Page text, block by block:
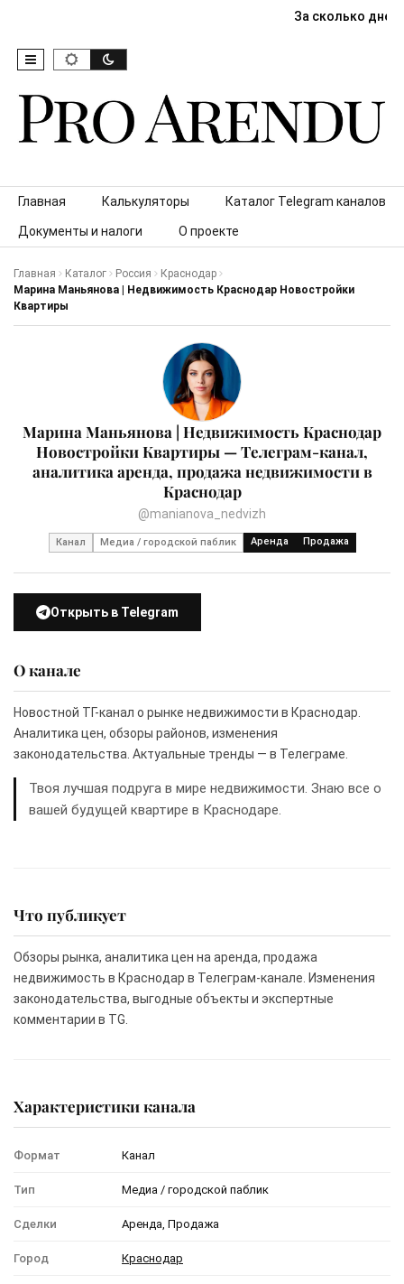
За сколько дней
Skip to content
Главная Калькуляторы Каталог Telegram каналов
Документы и налоги О проекте
Главная Каталог Россия
Краснодар
Марина Маньянова | Недвижимость Краснодар Новостройки
Квартиры
Марина Маньянова | Недвижимость Краснодар
Новостройки Квартиры — Телеграм-канал,
аналитика аренда, продажа недвижимости в
Краснодар
@manianova_nedvizh
Канал Медиа / городской паблик Аренда Продажа
Открыть в Telegram
О канале
Новостной ТГ-канал о рынке недвижимости в Краснодар.
Аналитика цен, обзоры районов, изменения
законодательства. Актуальные тренды — в Телеграме.
Твоя лучшая подруга в мире недвижимости. Знаю все о
вашей будущей квартире в Краснодаре.
Что публикует
Обзоры рынка, аналитика цен на аренда, продажа
недвижимость в Краснодар в Телеграм-канале. Изменения
законодательства, выгодные объекты и экспертные
комментарии в TG.
Характеристики канала
Формат Канал
Тип Медиа / городской паблик
Сделки Аренда, Продажа
Город Краснодар